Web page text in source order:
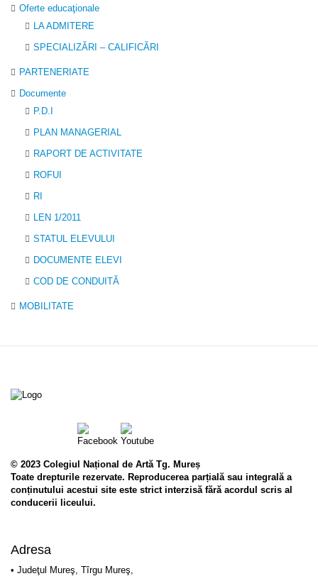
Oferte educaţionale
LA ADMITERE
SPECIALIZĂRI – CALIFICĂRI
PARTENERIATE
Documente
P.D.I
PLAN MANAGERIAL
RAPORT DE ACTIVITATE
ROFUI
RI
LEN 1/2011
STATUL ELEVULUI
DOCUMENTE ELEVI
COD DE CONDUITĂ
MOBILITATE
© 2023 Colegiul Național de Artă Tg. Mureș
Toate drepturile rezervate. Reproducerea parțială sau integrală a
conținutului acestui site este strict interzisă fără acordul scris al
conducerii liceului.
Adresa
• Judeţul Mureş, Tîrgu Mureş,